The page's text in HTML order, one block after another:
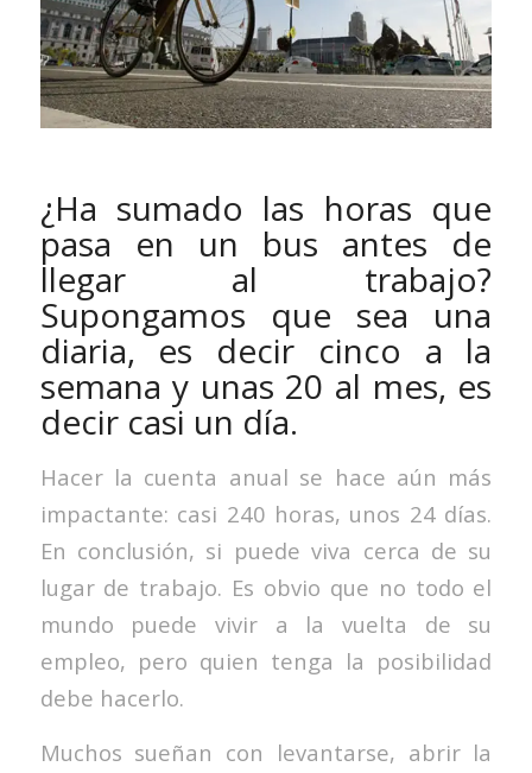
¿Ha sumado las horas que
pasa en un bus antes de
llegar al trabajo?
Supongamos que sea una
diaria, es decir cinco a la
semana y unas 20 al mes, es
decir casi un día.
Hacer la cuenta anual se hace aún más
impactante: casi 240 horas, unos 24 días.
En conclusión, si puede viva cerca de su
lugar de trabajo. Es obvio que no todo el
mundo puede vivir a la vuelta de su
empleo, pero quien tenga la posibilidad
debe hacerlo.
Muchos sueñan con levantarse, abrir la